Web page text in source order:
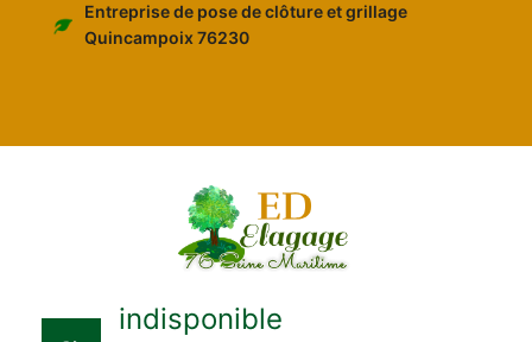
Entreprise de pose de clôture et grillage
Quincampoix 76230
indisponible